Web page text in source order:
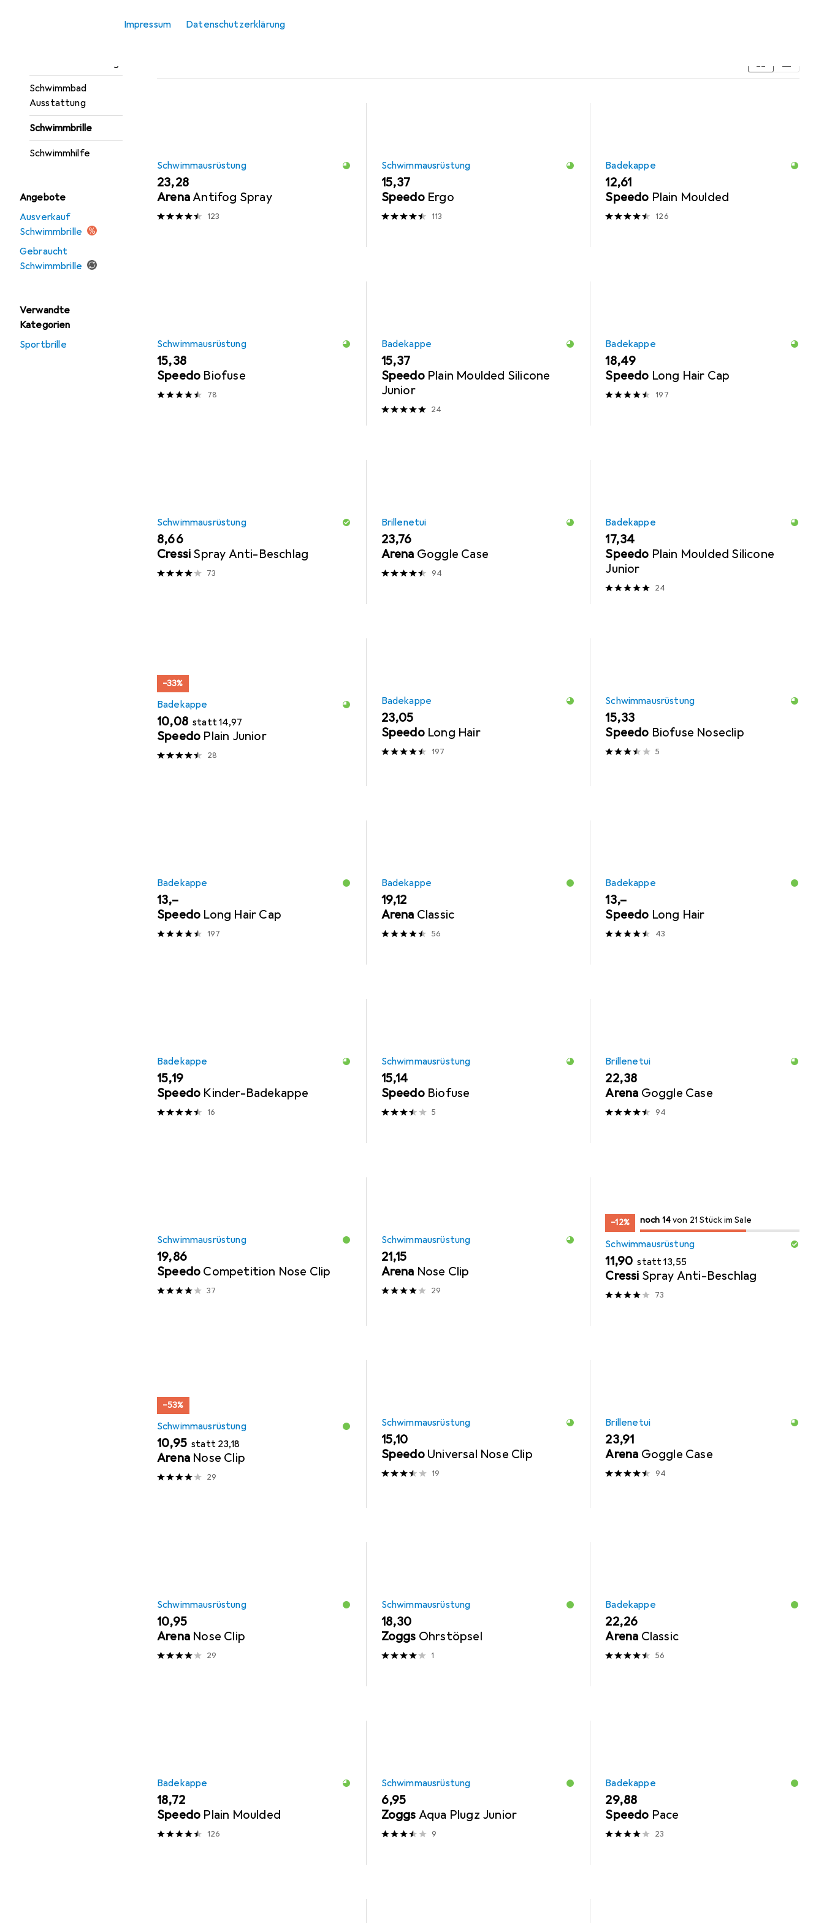
Impressum Datenschutzerklärung
Schwimmausrüstung
Schwimmbad
Ausstattung
Schwimmbrille
Schwimmhilfe
Angebote
Ausverkauf
Schwimmbrille
Gebraucht
Schwimmbrille
Verwandte
Kategorien
Sportbrille
Beliebt Schwimmausrüstung
Schwimmausrüstung
EUR
23,28
ArenaAntifog Spray
123
Schwimmausrüstung
EUR
15,37
Speedo Ergo
113
Badekappe
EUR
12,61
Speedo Plain Moulded
126
Schwimmausrüstung
EUR
15,38
Speedo Biofuse
78
Badekappe
EUR
15,37
Speedo Plain Moulded Silicone
Junior
24
Badekappe
EUR
18,49
Speedo Long Hair Cap
197
Schwimmausrüstung
EUR
8,66
Cressi Spray Anti-Beschlag
73
Brillenetui
EUR
23,76
Arena Goggle Case
94
Badekappe
EUR
17,34
Speedo Plain Moulded Silicone
Junior
24
−33%
Badekappe
EUR
10,08 stattEUR
14,97
Speedo Plain Junior
28
Badekappe
EUR
23,05
Speedo Long Hair
197
Schwimmausrüstung
EUR
15,33
Speedo Biofuse Noseclip
5
Badekappe
EUR
13,–
Speedo Long Hair Cap
197
Badekappe
EUR
19,12
Arena Classic
56
Badekappe
EUR
13,–
Speedo Long Hair
43
Badekappe
EUR
15,19
Speedo Kinder-Badekappe
16
Schwimmausrüstung
EUR
15,14
Speedo Biofuse
5
Brillenetui
EUR
22,38
Arena Goggle Case
94
Schwimmausrüstung
EUR
19,86
Speedo Competition Nose Clip
37
Schwimmausrüstung
EUR
21,15
Arena Nose Clip
29
−12% 14/ 21
14/ 21 im Sale
noch 14von 21 Stück im Sale
Schwimmausrüstung
EUR
11,90 stattEUR
13,55
Cressi Spray Anti-Beschlag
73
−53%
Schwimmausrüstung
EUR
10,95 statt EUR
23,18
Arena Nose Clip
29
Schwimmausrüstung
EUR
15,10
Speedo Universal Nose Clip
19
Brillenetui
EUR
23,91
Arena Goggle Case
94
Schwimmausrüstung
EUR
10,95
Arena Nose Clip
29
Schwimmausrüstung
EUR
18,30
Zoggs Ohrstöpsel
1
Badekappe
EUR
22,26
Arena Classic
56
Badekappe
EUR
18,72
Speedo Plain Moulded
126
Schwimmausrüstung
EUR
6,95
Zoggs Aqua Plugz Junior
9
Badekappe
EUR
29,88
Speedo Pace
23